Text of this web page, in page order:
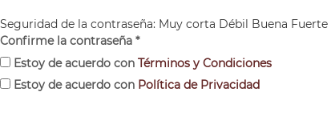
Seguridad de la contraseña: Muy corta Débil Buena Fuerte
Confirme la contraseña *
Estoy de acuerdo con Términos y Condiciones
Estoy de acuerdo con Política de Privacidad